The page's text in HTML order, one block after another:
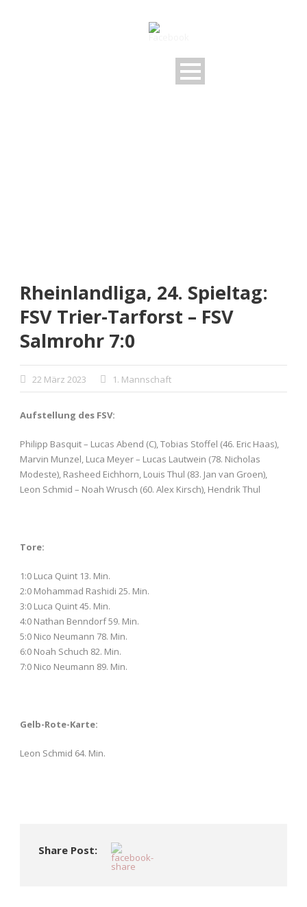
Rheinlandliga, 24. Spieltag:
FSV Trier-Tarforst – FSV
Salmrohr 7:0
22 März 2023 1. Mannschaft
Aufstellung des FSV:
Philipp Basquit – Lucas Abend (C), Tobias Stoffel (46. Eric Haas),
Marvin Munzel, Luca Meyer – Lucas Lautwein (78. Nicholas
Modeste), Rasheed Eichhorn, Louis Thul (83. Jan van Groen),
Leon Schmid – Noah Wrusch (60. Alex Kirsch), Hendrik Thul
Tore:
1:0 Luca Quint 13. Min.
2:0 Mohammad Rashidi 25. Min.
3:0 Luca Quint 45. Min.
4:0 Nathan Benndorf 59. Min.
5:0 Nico Neumann 78. Min.
6:0 Noah Schuch 82. Min.
7:0 Nico Neumann 89. Min.
Gelb-Rote-Karte:
Leon Schmid 64. Min.
Share Post: